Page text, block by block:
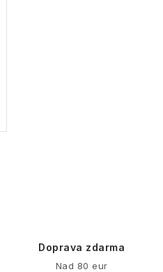
Doprava zdarma
Nad 80 eur